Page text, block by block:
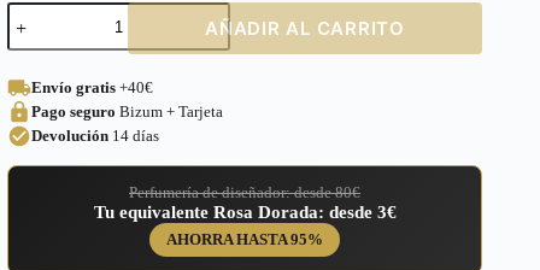
Perfume
equivalente
a
Givenchy
para
Mujer
385
AÑADIR AL CARRITO
Envío gratis +40€
Pago seguro Bizum + Tarjeta
Devolución 14 días
Perfumería de diseñador: desde 80€
Tu equivalente Rosa Dorada: desde 3€
AHORRA HASTA 95%